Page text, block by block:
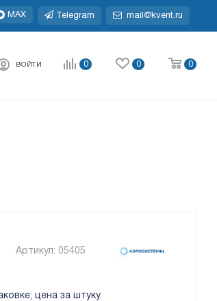
MAX Telegram mail@kvent.ru
ВОЙТИ 0 0 0
Артикул: 05405
цена за штуку.